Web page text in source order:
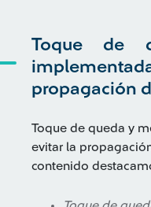
Toque de
propagación
Toque de queda y
evitar la
contenido